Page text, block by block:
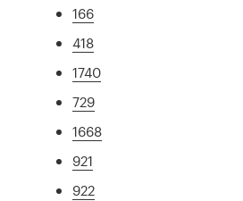
166
418
1740
729
1668
921
922